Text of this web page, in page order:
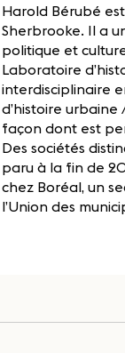
Harold Bérubé
Sherbrooke. Il a
politique et
Laboratoire
interdisciplinaire
d’histoire urbaine
façon dont est
Des sociétés
paru à la fin de
chez Boréal, un
l’Union des